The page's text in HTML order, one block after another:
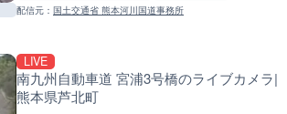
配信元： 国土交通省 熊本河川国道事務所
LIVE
南九州自動車道 宮浦3号橋のライブカメラ|
熊本県芦北町